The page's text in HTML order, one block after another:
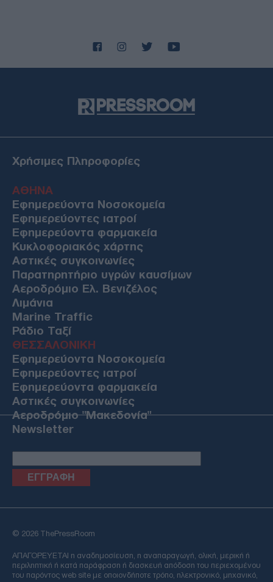
Χρήσιμες Πληροφορίες
ΑΘΗΝΑ
Εφημερεύοντα Νοσοκομεία
Εφημερεύοντες ιατροί
Εφημερεύοντα φαρμακεία
Κυκλοφοριακός χάρτης
Αστικές συγκοινωνίες
Παρατηρητήριο υγρών καυσίμων
Αεροδρόμιο Ελ. Βενιζέλος
Λιμάνια
Marine Traffic
Ράδιο Ταξί
ΘΕΣΣΑΛΟΝΙΚΗ
Εφημερεύοντα Νοσοκομεία
Εφημερεύοντες ιατροί
Εφημερεύοντα φαρμακεία
Αστικές συγκοινωνίες
Αεροδρόμιο "Μακεδονία"
Newsletter
Email
© 2026 ThePressRoom
ΑΠΑΓΟΡΕΥΕΤΑΙ η αναδημοσίευση, η αναπαραγωγή, ολική, μερική ή
περιληπτική ή κατά παράφραση ή διασκευή απόδοση του περιεχομένου
του παρόντος web site με οποιονδήποτε τρόπο, ηλεκτρονικό, μηχανικό,